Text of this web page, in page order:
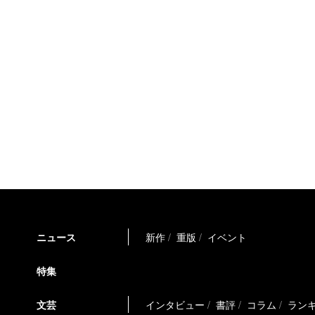
ニュース 新作 重版 イベント
特集
文芸 インタビュー 書評 コラム ラン